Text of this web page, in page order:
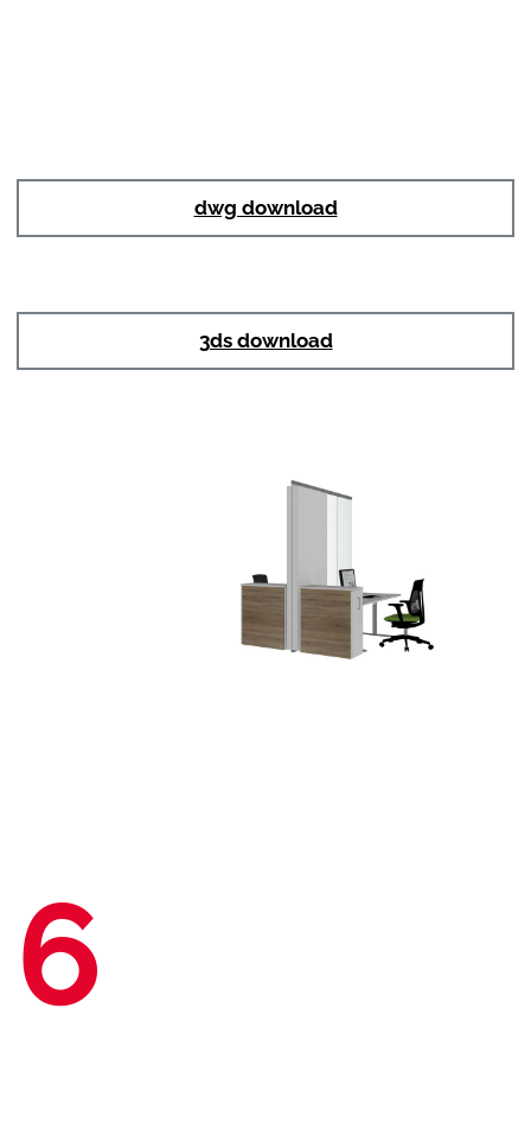
dwg download
3ds download
6